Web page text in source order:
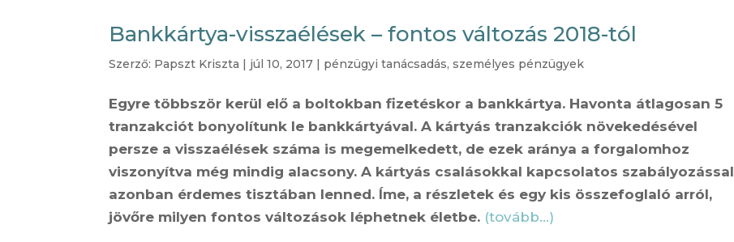
Bankkártya-visszaélések – fontos változás 2018-tól
Szerző: Papszt Kriszta | júl 10, 2017 | pénzügyi tanácsadás,személyes pénzügyek
Egyre többször kerül elő a boltokban fizetéskor a bankkártya. Havonta átlagosan 5
tranzakciót bonyolítunk le bankkártyával. A kártyás tranzakciók növekedésével
persze a visszaélések száma is megemelkedett, de ezek aránya a forgalomhoz
viszonyítva még mindig alacsony. A kártyás csalásokkal kapcsolatos szabályozással
azonban érdemes tisztában lenned. Íme, a részletek és egy kis összefoglaló arról,
jövőre milyen fontos változások léphetnek életbe. (tovább…)